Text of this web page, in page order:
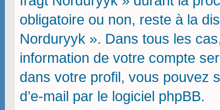
obligatoire ou non, reste à la
Norduryyk ». Dans tous les
information de votre compte
dans votre profil, vous pouvez
d’e-mail par le logiciel phpBB.